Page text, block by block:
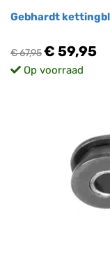
Gebhardt
€ 67,95€ 59,95
Op voorraad